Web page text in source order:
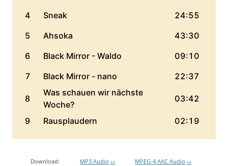
Download: MP3 Audio 0 B MPEG-4 AAC Audio 0 B